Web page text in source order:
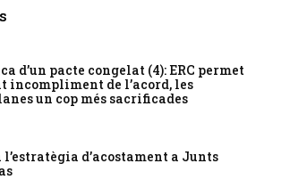
d’un pacte congelat (4): ERC permet
incompliment de l’acord, les
un cop més sacrificades
d’acostament a Junts